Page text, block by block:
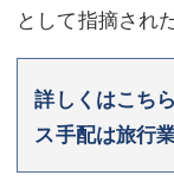
として指摘され
詳しくはこち
ス手配は旅行